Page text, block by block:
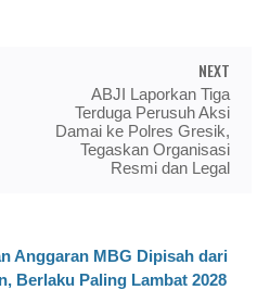
NEXT
ABJI Laporkan Tiga
Terduga Perusuh Aksi
Damai ke Polres Gresik,
Tegaskan Organisasi
Resmi dan Legal
Anggaran MBG Dipisah dari
Berlaku Paling Lambat 2028